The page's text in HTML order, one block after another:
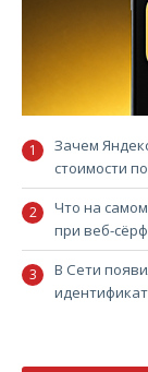
Зачем
стоимости
Что на
при веб-
В Сети